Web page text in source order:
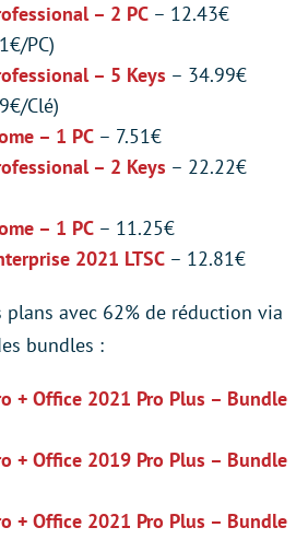
– 2 PC – 12.43€
PC)
– 5 Keys – 34.99€
Clé)
– 1 PC – 7.51€
– 2 Keys – 22.22€
– 1 PC – 11.25€
2021 LTSC – 12.81€
plans avec 62% de réduction via
bundles :
+ Office 2021 Pro Plus – Bundle
+ Office 2019 Pro Plus – Bundle
+ Office 2021 Pro Plus – Bundle